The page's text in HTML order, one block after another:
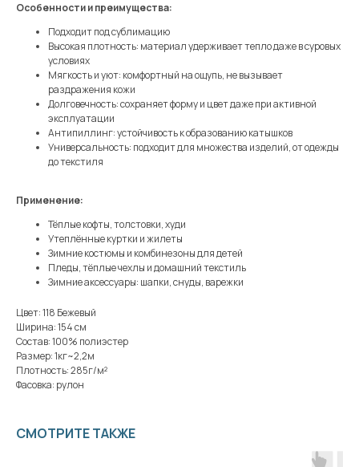
Особенности и преимущества:
Подходит под сублимацию
Высокая плотность: материал удерживает тепло даже в суровых
условиях
Мягкость и уют: комфортный на ощупь, не вызывает
раздражения кожи
Долговечность: сохраняет форму и цвет даже при активной
эксплуатации
Антипиллинг: устойчивость к образованию катышков
Универсальность: подходит для множества изделий, от одежды
до текстиля
Применение:
Тёплые кофты, толстовки, худи
Утеплённые куртки и жилеты
Зимние костюмы и комбинезоны для детей
Пледы, тёплые чехлы и домашний текстиль
Зимние аксессуары: шапки, снуды, варежки
Цвет: 118 Бежевый
Ширина: 154 см
Состав: 100% полиэстер
Размер: 1кг~2,2м
Плотность: 285г/м²
Фасовка: рулон
СМОТРИТЕ ТАКЖЕ